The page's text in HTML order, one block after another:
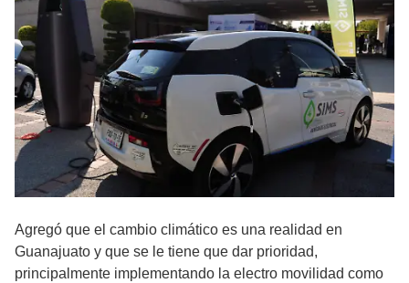
Agregó que el cambio climático es una realidad en
Guanajuato y que se le tiene que dar prioridad,
principalmente implementando la electro movilidad como